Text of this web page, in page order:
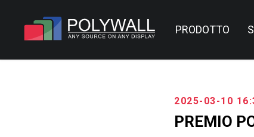
PRODOTTO
2025-03-10
PREMIO